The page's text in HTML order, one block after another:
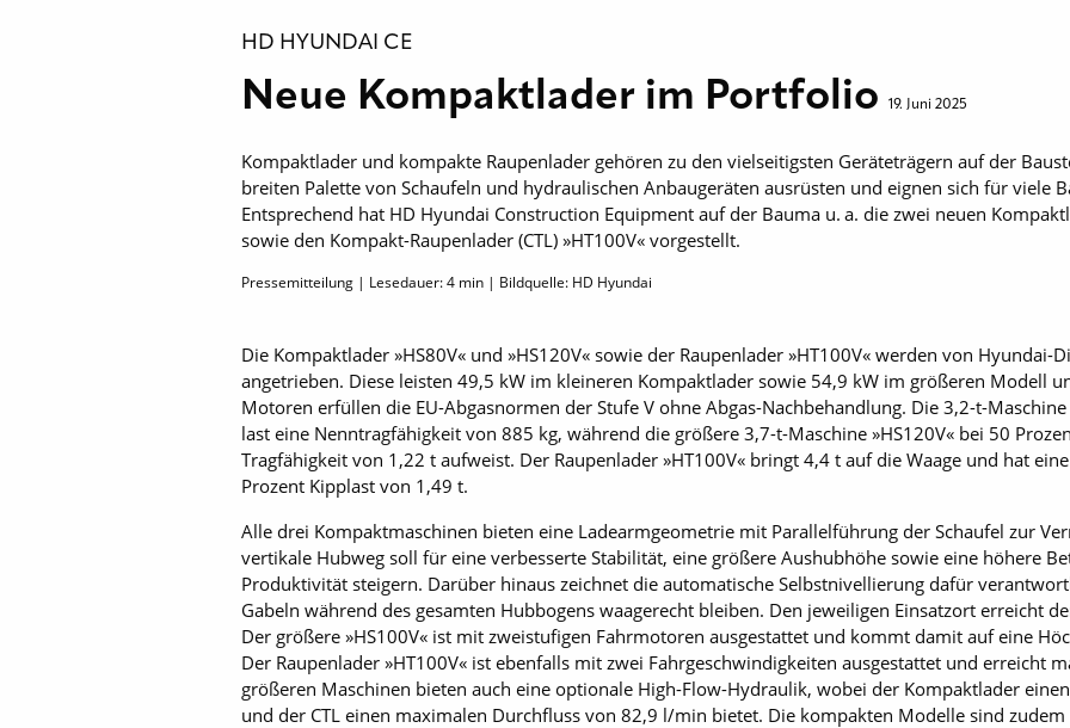
HD HYUNDAI CE
Neue Kompaktlader im Portfolio 19. Juni 2025
Kompaktlader und kompakte Raupenlader gehören zu den vielseitigsten Geräteträgern auf der
breiten Palette von Schaufeln und hydraulischen Anbaugeräten ausrüsten und eignen sich für viele
Entsprechend hat HD Hyundai Construction Equipment auf der Bauma u. a. die zwei neuen
sowie den Kompakt-Raupenlader (CTL) »HT100V« vorgestellt.
Pressemitteilung | Lesedauer:4 min | Bildquelle: HD Hyundai
Die Kompaktlader »HS80V« und »HS120V« sowie der Raupenlader »HT100V« werden von Hyundai-
angetrieben. Diese leisten 49,5 kW im kleineren Kompaktlader sowie 54,9 kW im größeren Modell
Motoren erfüllen die EU-Abgasnormen der Stufe V ohne Abgas-Nachbehandlung. Die 3,2-t-
last eine Nenntragfähigkeit von 885 kg, während die größere 3,7-t-Maschine »HS120V« bei 50
Tragfähigkeit von 1,22 t aufweist. Der Raupenlader »HT100V« bringt 4,4 t auf die Waage und hat
Prozent Kipplast von 1,49 t.
Alle drei Kompaktmaschinen bieten eine Ladearmgeometrie mit Parallelführung der Schaufel zur
vertikale Hubweg soll für eine verbesserte Stabilität, eine größere Aushubhöhe sowie eine höhere
Produktivität steigern. Darüber hinaus zeichnet die automatische Selbstnivellierung dafür
Gabeln während des gesamten Hubbogens waagerecht bleiben. Den jeweiligen Einsatz­ort erreicht
Der größere »HS100V« ist mit zweistufigen Fahrmotoren ausgestattet und kommt damit auf eine
Der Raupenlader »HT100V« ist ebenfalls mit zwei Fahrgeschwindigkeiten ausgestattet und erreicht
größeren Maschinen bieten auch eine optionale High-Flow-Hydraulik, wobei der Kompaktlader
und der CTL einen maximalen Durchfluss von 82,9 l/min bietet. Die kompakten Modelle sind